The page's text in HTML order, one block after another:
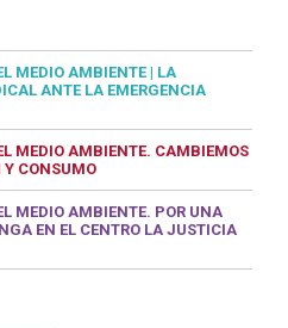
MEDIO AMBIENTE | LA
ANTE LA EMERGENCIA
MEDIO AMBIENTE. CAMBIEMOS
Y CONSUMO
MEDIO AMBIENTE. POR UNA
EN EL CENTRO LA JUSTICIA